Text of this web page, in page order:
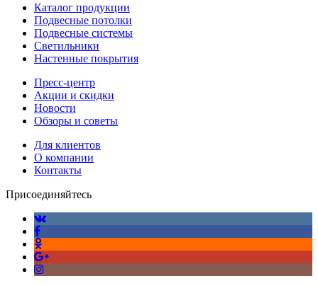
Каталог продукции
Подвесные потолки
Подвесные системы
Светильники
Настенные покрытия
Пресс-центр
Акции и скидки
Новости
Обзоры и советы
Для клиентов
О компании
Контакты
Присоединяйтесь